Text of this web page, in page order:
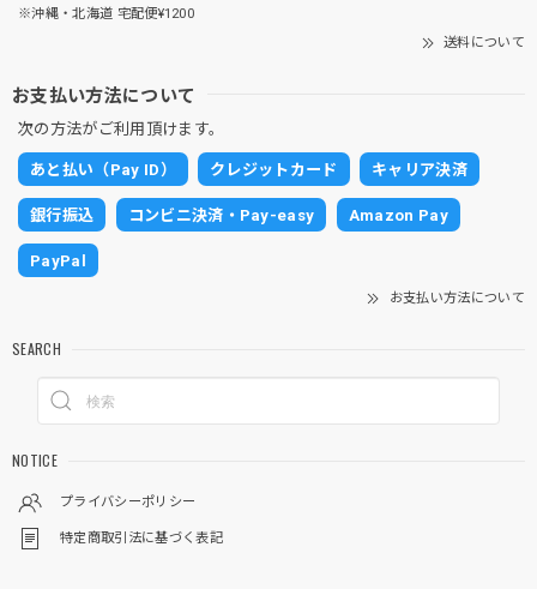
※沖縄・北海道 宅配便¥1200
送料について
お支払い方法について
次の方法がご利用頂けます。
あと払い（Pay ID） クレジットカード キャリア決済
銀行振込 コンビニ決済・Pay-easy Amazon Pay
PayPal
お支払い方法について
SEARCH
NOTICE
プライバシーポリシー
特定商取引法に基づく表記